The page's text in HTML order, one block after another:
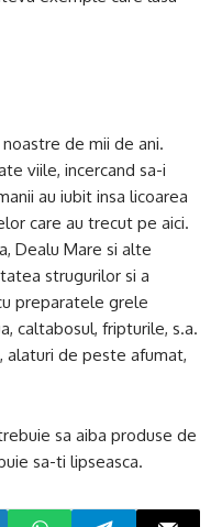
de mii de ani.
viile, incercand sa-i
au iubit insa licoarea
care au trecut pe aici.
Dealu Mare si alte
strugurilor si a
preparatele grele
caltabosul, fripturile, s.a.
alaturi de peste afumat,
sa aiba produse de
sa-ti lipseasca.